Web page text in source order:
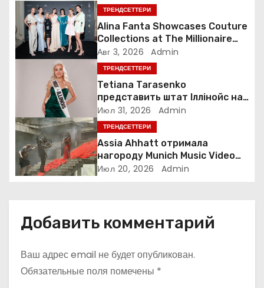
и
я
п
з
а
п
с
я
м
ТРЕНДСЕТТЕРИ
Alina Fanta Showcases Couture
Collections at The Millionaire
Concept Gala in France
Авг 3, 2026 Admin
ТРЕНДСЕТТЕРИ
Tetiana Tarasenko
представить штат Іллінойс на
конкурсі Miss America у Маямі
Июл 31, 2026 Admin
ТРЕНДСЕТТЕРИ
Assia Ahhatt отримала
нагороду Munich Music Video
Awards і випустила новий
Июл 20, 2026 Admin
Добавить комментарий
Ваш адрес email не будет опубликован.
Обязательные поля помечены *